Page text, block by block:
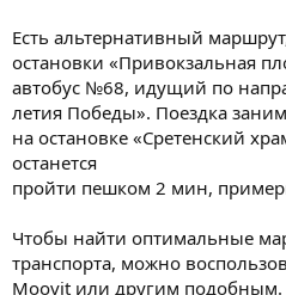
Есть альтернативный
остановки «Привокзальная
автобус №68, идущий по
летия Победы». Поездка
на остановке «Сретенский
останется
пройти пешком 2 мин,
Чтобы найти оптимальные
транспорта, можно
Moovit или другим подобным.